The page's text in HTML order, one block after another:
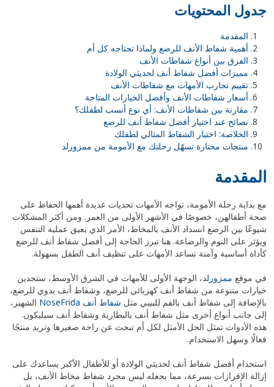
جدول المحتويات
المقدمة
أهمية شفاط الأنف للرضع ولماذا تحتاجه كل أم
الفرق بين أنواع شفاطات الأنف
مميزات أفضل شفاط أنف لحديثي الولادة
تقييم تجارب الأمهات مع شفاطات الأنف
أسعار شفاطات الأنف وأفضل الخيارات المتاحة
مقارنة بين شفاطات الأنف: أي نوع أنسب لطفلك؟
نصائح عند اختيار أفضل شفاط أنف للرضع
الخلاصة: اختيار الشفاط المثالي لطفلك
منتجات مختارة تسهّل رحلتك مع الأمومة من ممزورلد
المقدمة
مع بداية رحلة الأمومة، تواجه الأمهات تحديات عديدة أهمها الحفاظ على
صحة أطفالهن، خصوصًا في الأشهر الأولى من العمر. ومن أكثر المشكلات
شيوعًا بين الرضع انسداد الأنف بالمخاط، الأمر الذي يعيق عملية التنفس
ويؤثر على النوم والرضاعة. هنا تبرز الحاجة إلى أفضل شفاط أنف للرضع
كأداة أساسية وآمنة تساعد الأمهات على تنظيف أنف الطفل بسهولة.
في موقع ممزورلد، الوجهة الأولى للأمهات في الشرق الأوسط، ستجدين
خيارات متنوعة من شفاط أنف كهربائي للرضع، وشفاط أنف يدوي للرضع،
بالإضافة إلى شفاط أنف بالفم للبيبي مثل شفاط أنف NoseFrida
الشهير،
إلى جانب أنواع أخرى مثل شفاط أنف بالبطارية وشفاط أنف سيليكون.
هذه الأدوات تمثل الحل الأمثل لكل أم تبحث عن راحة صغيرها وتريد منتجًا
فعالًا وسهل الاستخدام.
استخدام أفضل شفاط أنف لحديثي الولادة أو للأطفال الأكبر يساعدك على
إزالة الإفرازات بسرعة، مما يجعله ليس مجرد شفاط مخاط الأنف، بل